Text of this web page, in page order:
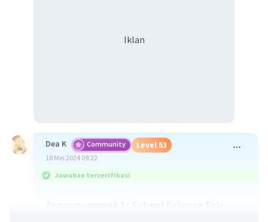
Iklan
Dea K Community Level 53
18 Mei 2024 09:22
Jawaban terverifikasi